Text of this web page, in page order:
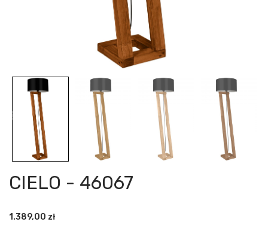
CIELO - 46067
1.389,00 zł